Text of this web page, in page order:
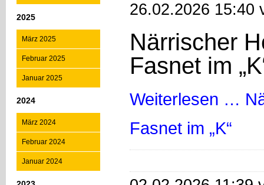
2025
März 2025
Februar 2025
Januar 2025
2024
März 2024
Februar 2024
Januar 2024
26.02.2026 15:40
Närrischer
Fasnet im
Weiterlesen …
Fasnet im „K“